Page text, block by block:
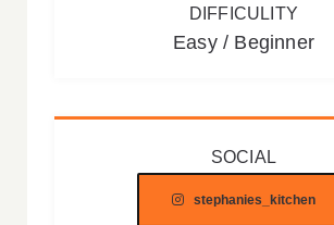
DIFFICULITY
Easy / Beginner
SOCIAL
stephanies_kitchen